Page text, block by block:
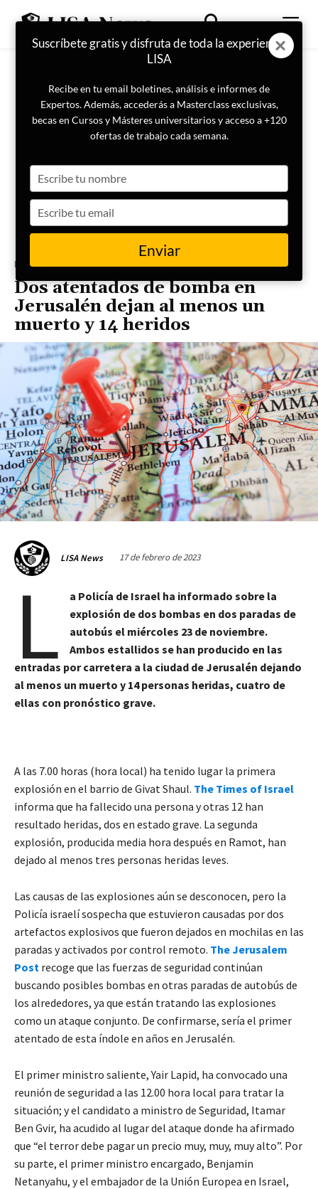
Portada Geopolítica
Dos atentados de bomba en
Jerusalén dejan al menos un
muerto y 14 heridos
LISA News 17 de febrero de 2023
L
a Policía de Israel ha informado sobre la
explosión de dos bombas en dos paradas de
autobús el miércoles 23 de noviembre.
Ambos estallidos se han producido en las
entradas por carretera a la ciudad de Jerusalén dejando
al menos un muerto y 14 personas heridas, cuatro de
ellas con pronóstico grave.
A las 7.00 horas (hora local) ha tenido lugar la primera
explosión en el barrio de Givat Shaul. The Times of Israel
informa que ha fallecido una persona y otras 12 han
resultado heridas, dos en estado grave. La segunda
explosión, producida media hora después en Ramot, han
dejado al menos tres personas heridas leves.
Las causas de las explosiones aún se desconocen, pero la
Policía israelí sospecha que estuvieron causadas por dos
artefactos explosivos que fueron dejados en mochilas en las
paradas y activados por control remoto. The Jerusalem
Post recoge que las fuerzas de seguridad continúan
buscando posibles bombas en otras paradas de autobús de
los alrededores, ya que están tratando las explosiones
como un ataque conjunto. De confirmarse, sería el primer
atentado de esta índole en años en Jerusalén.
El primer ministro saliente, Yair Lapid, ha convocado una
reunión de seguridad a las 12.00 hora local para tratar la
situación; y el candidato a ministro de Seguridad, Itamar
Ben Gvir, ha acudido al lugar del ataque donde ha afirmado
que “el terror debe pagar un precio muy, muy, muy alto”. Por
su parte, el primer ministro encargado, Benjamin
Netanyahu, y el embajador de la Unión Europea en Israel,
Suscríbete gratis y disfruta de toda la experiencia
LISA
Recibe en tu email boletines, análisis e informes de
Expertos. Además, accederás a Masterclass exclusivas,
becas en Cursos y Másteres universitarios y acceso a +120
ofertas de trabajo cada semana.
your
name
your
email
Enviar